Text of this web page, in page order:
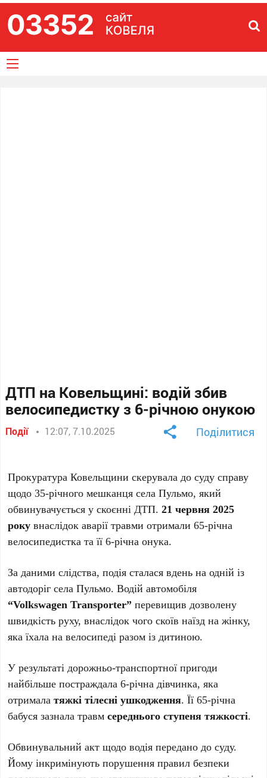
ДТП на Ковельщині: водій збив
велосипедистку з 6-річною онукою
Події 12:07, 7.10.2025 Поділитися
Прокуратура Ковельщини скерувала до суду справу
щодо 35-річного мешканця села Пульмо, який
обвинувачується у скоєнні ДТП.21 червня 2025
року внаслідок аварії травми отримали 65-річна
велосипедистка та її 6-річна онука.
За даними слідства, подія сталася вдень на одній із
автодоріг села Пульмо. Водій автомобіля
“Volkswagen Transporter” перевищив дозволену
швидкість руху, внаслідок чого скоїв наїзд на жінку,
яка їхала на велосипеді разом із дитиною.
У результаті дорожньо-транспортної пригоди
найбільше постраждала 6-річна дівчинка, яка
отрималатяжкі тілесні ушкодження. Її 65-річна
бабуся зазнала травмсереднього ступеня тяжкості.
Обвинувальний акт щодо водія передано до суду.
Йому інкримінують порушення правил безпеки